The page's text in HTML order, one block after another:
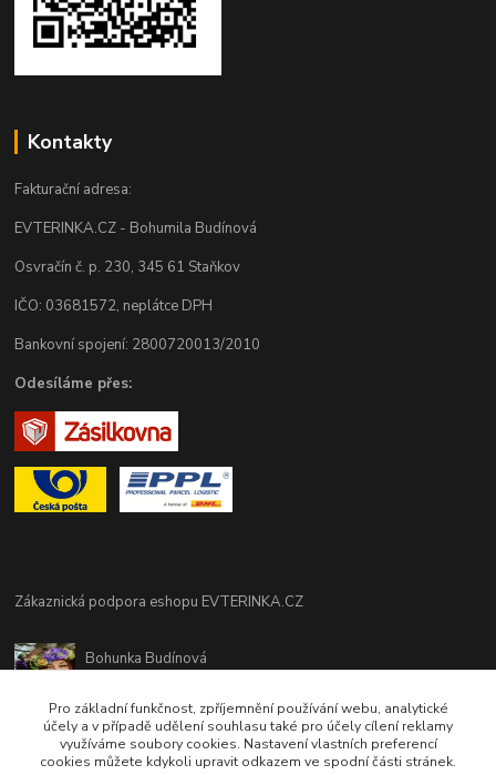
Kontakty
Fakturační adresa:
EVTERINKA.CZ - Bohumila Budínová
Osvračín č. p. 230, 345 61 Staňkov
IČO: 03681572, neplátce DPH
Bankovní spojení: 2800720013/2010
Odesíláme přes:
Zákaznická podpora eshopu EVTERINKA.CZ
Bohunka Budínová
(Po-Pá - 9:00-17:00hod, So 8:00-12:00hod)
obchod@evterinka.cz
Pro základní funkčnost, zpříjemnění používání webu, analytické
účely a v případě udělení souhlasu také pro účely cílení reklamy
využíváme soubory cookies. Nastavení vlastních preferencí
cookies můžete kdykoli upravit odkazem ve spodní části stránek.